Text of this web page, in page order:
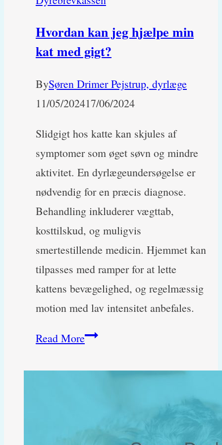
Hvordan kan jeg hjælpe min
kat med gigt?
BySøren Drimer Pejstrup, dyrlæge
11/05/202417/06/2024
Slidgigt hos katte kan skjules af
symptomer som øget søvn og mindre
aktivitet. En dyrlægeundersøgelse er
nødvendig for en præcis diagnose.
Behandling inkluderer vægttab,
kosttilskud, og muligvis
smertestillende medicin. Hjemmet kan
tilpasses med ramper for at lette
kattens bevægelighed, og regelmæssig
motion med lav intensitet anbefales.
Read MoreHvordan